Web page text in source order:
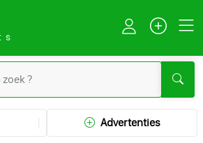
Advertenties